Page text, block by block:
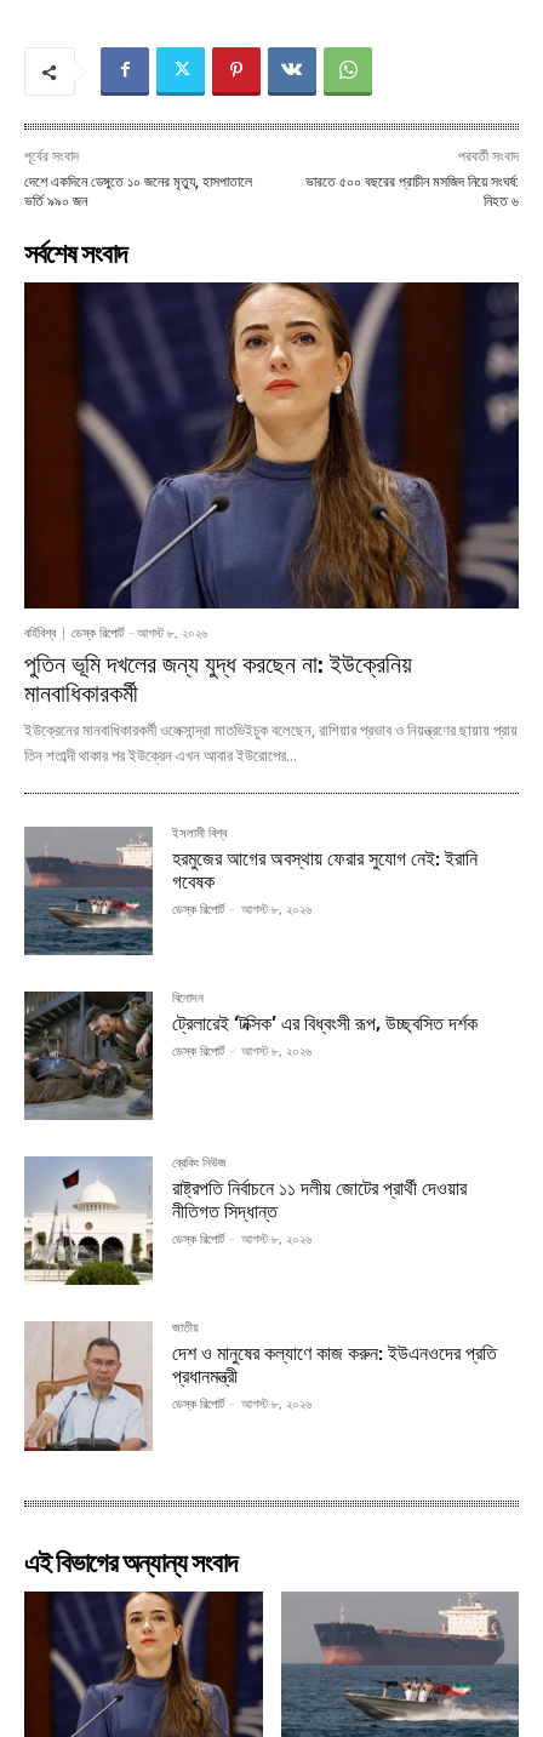
পূর্বের সংবাদ
দেশে একদিনে ডেঙ্গুতে ১০ জনের মৃত্যু, হাসপাতালে
ভর্তি ৯৯০ জন
পরবর্তী সংবাদ
ভারতে ৫০০ বছরের প্রাচীন মসজিদ নিয়ে সংঘর্ষ:
নিহত ৬
সর্বশেষ সংবাদ
বর্হিবিশ্ব ডেস্ক রিপোর্ট - আগস্ট ৮, ২০২৬
পুতিন ভূমি দখলের জন্য যুদ্ধ করছেন না: ইউক্রেনিয়
মানবাধিকারকর্মী
ইউক্রেনের মানবাধিকারকর্মী ওলেক্সান্দ্রা মাতভিইচুক বলেছেন, রাশিয়ার প্রভাব ও নিয়ন্ত্রণের ছায়ায় প্রায়
তিন শতাব্দী থাকার পর ইউক্রেন এখন আবার ইউরোপের...
ইসলামী বিশ্ব
হরমুজের আগের অবস্থায় ফেরার সুযোগ নেই: ইরানি
গবেষক
ডেস্ক রিপোর্ট - আগস্ট ৮, ২০২৬
বিনোদন
ট্রেলারেই ‘টক্সিক’ এর বিধ্বংসী রূপ, উচ্ছ্বসিত দর্শক
ডেস্ক রিপোর্ট - আগস্ট ৮, ২০২৬
ব্রেকিং নিউজ
রাষ্ট্রপতি নির্বাচনে ১১ দলীয় জোটের প্রার্থী দেওয়ার
নীতিগত সিদ্ধান্ত
ডেস্ক রিপোর্ট - আগস্ট ৮, ২০২৬
জাতীয়
দেশ ও মানুষের কল্যাণে কাজ করুন: ইউএনওদের প্রতি
প্রধানমন্ত্রী
ডেস্ক রিপোর্ট - আগস্ট ৮, ২০২৬
এই বিভাগের অন্যান্য সংবাদ